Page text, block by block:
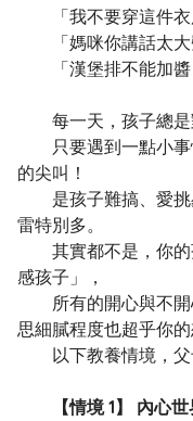
「我不要穿這件衣
「媽咪你講話太大
「漢堡排不能加醬
每一天，孩子總是
只要遇到一點小事
的尖叫！
是孩子難搞、愛挑
雷特別多。
其實都不是，你的
感孩子」，
所有的開心與不開
思細膩程度也超乎你的
以下教養情境，父
【情境 1】 內心世